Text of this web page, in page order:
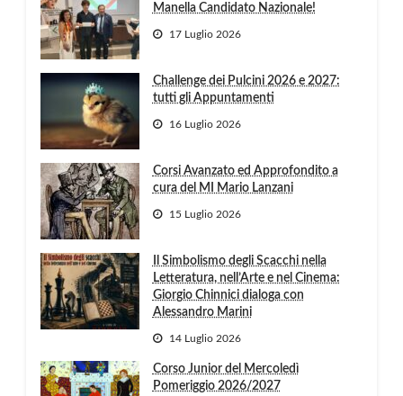
Manella Candidato Nazionale!
17 Luglio 2026
Challenge dei Pulcini 2026 e 2027:
tutti gli Appuntamenti
16 Luglio 2026
Corsi Avanzato ed Approfondito a
cura del MI Mario Lanzani
15 Luglio 2026
Il Simbolismo degli Scacchi nella
Letteratura, nell’Arte e nel Cinema:
Giorgio Chinnici dialoga con
Alessandro Marini
14 Luglio 2026
Corso Junior del Mercoledì
Pomeriggio 2026/2027